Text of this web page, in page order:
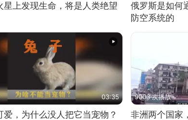
星上发现生命，将是人类绝望
俄罗斯是如何
防空系统的
03:35
爱，为什么没人把它当宠物？
9003 次播放
非洲两个国家